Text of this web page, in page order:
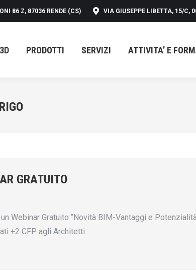
86 Z, 87036 RENDE (CS) VIA GIUSEPPE LIBETTA, 15/C,
PRODOTTI SERVIZI ATTIVITA’ E
GRATUITO
Webinar Gratuito “Novità BIM-Vantaggi e
+2 CFP agli Architetti
SERVIZI